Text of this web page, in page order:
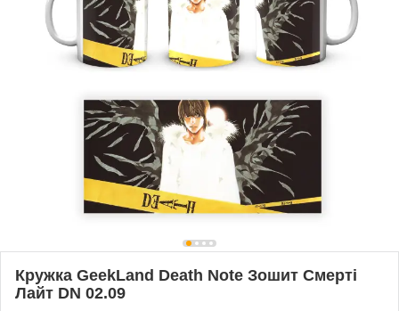
Кружка GeekLand Death Note Зошит Смерті
Лайт DN 02.09